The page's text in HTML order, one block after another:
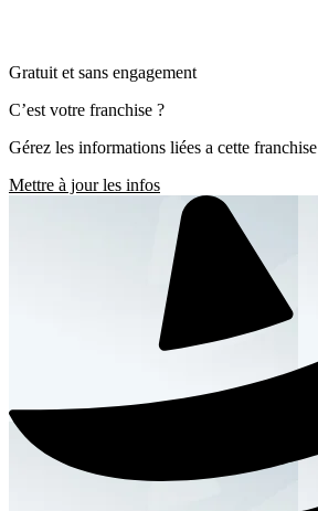
Gratuit et sans engagement
C’est votre franchise ?
Gérez les informations liées a cette franchise
Mettre à jour les infos